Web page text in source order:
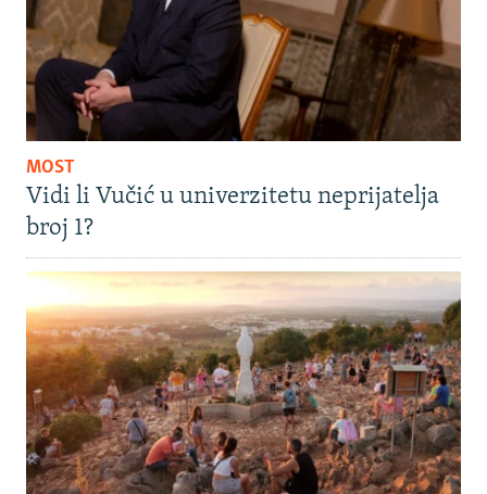
MOST
Vidi li Vučić u univerzitetu neprijatelja
broj 1?